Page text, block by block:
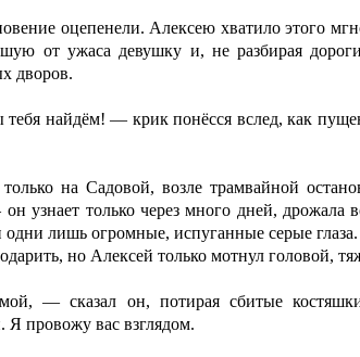
оцепенели. Алексею хватило этого
от ужаса девушку и, не разбирая
дворов.
найдём! — крик понёсся вслед, как
на Садовой, возле трамвайной
узнает только через много дней, дрожала
лишь огромные, испуганные серые
но Алексей только мотнул головой,
— сказал он, потирая сбитые
Я провожу вас взглядом.